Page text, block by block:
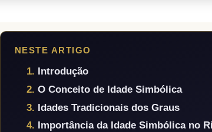
NESTE ARTIGO
Introdução
O Conceito de Idade Simbólica
Idades Tradicionais dos Graus
Importância da Idade Simbólica no